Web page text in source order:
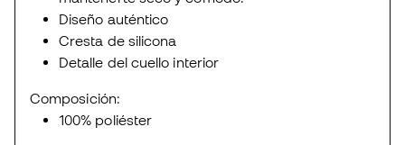
Diseño auténtico
Cresta de silicona
Detalle del cuello interior
Composición:
100% poliéster